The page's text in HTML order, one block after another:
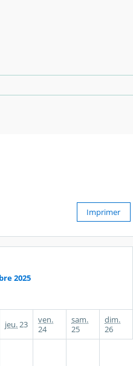
Imprimer
2025
jeu. 23
ven.
24
sam.
25
dim.
26